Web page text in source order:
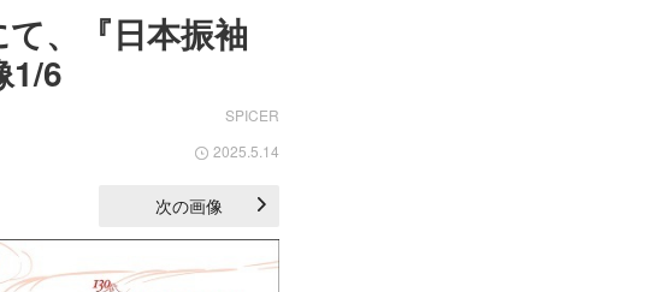
、『日本振袖
1/6
SPICER
2025.5.14
次の画像